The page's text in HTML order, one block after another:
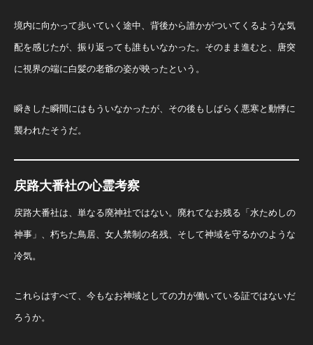
境内に向かって歩いていく途中、背後から誰かがついてくるような気
配を感じたが、振り返っても誰もいなかった。そのまま進むと、唐突
に視界の端に白髪の老爺の姿が映ったという。
瞬きした瞬間にはもういなかったが、その後もしばらく悪寒と動悸に
襲われたそうだ。
戻路大番社の心霊考察
戻路大番社は、単なる廃神社ではない。廃れてなお残る「水ためしの
神事」、朽ちた鳥居、女人禁制の名残、そして神域を守るかのような
冷気。
これらはすべて、今もなお神域としての力が働いている証ではないだ
ろうか。